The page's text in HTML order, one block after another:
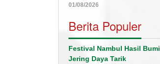
01/08/2026
Berita Populer
Festival Nambul Hasil Bumi
Jering Daya Tarik